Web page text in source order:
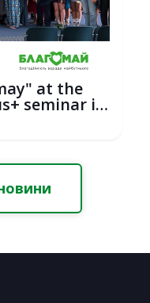
at the
seminar in